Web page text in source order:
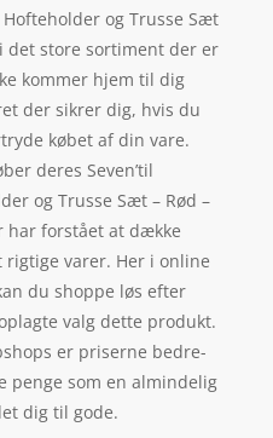
og Trusse Sæt
det store sortiment der er
kommer hjem til dig
der sikrer dig, hvis du
købet af din vare.
deres Seven’til
og Trusse Sæt – Rød –
har forstået at dække
rigtige varer. Her i online
du shoppe løs efter
valg dette produkt.
er priserne bedre-
penge som en almindelig
dig til gode.